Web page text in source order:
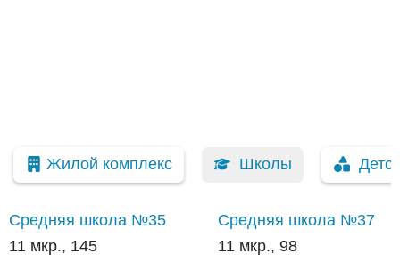
Жилой комплекс Школы
Средняя школа №35
11 мкр., 145
Средняя школа №37
11 мкр., 98